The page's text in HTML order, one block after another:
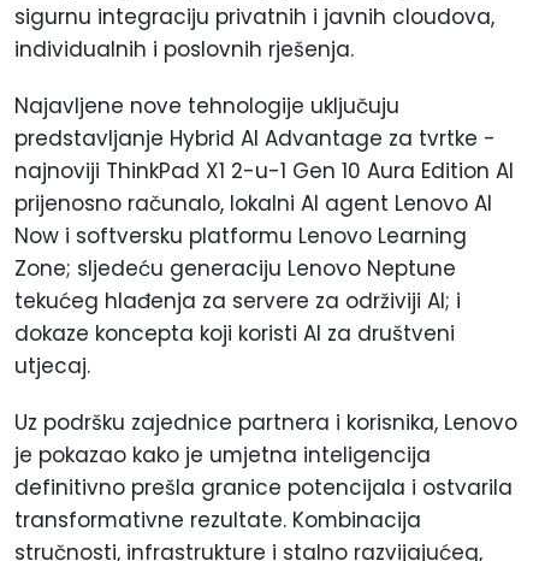
sigurnu integraciju privatnih i javnih cloudova,
individualnih i poslovnih rješenja.
Najavljene nove tehnologije uključuju
predstavljanje Hybrid AI Advantage za tvrtke -
najnoviji ThinkPad X1 2-u-1 Gen 10 Aura Edition AI
prijenosno računalo, lokalni AI agent Lenovo AI
Now i softversku platformu Lenovo Learning
Zone; sljedeću generaciju Lenovo Neptune
tekućeg hlađenja za servere za održiviji AI; i
dokaze koncepta koji koristi AI za društveni
utjecaj.
Uz podršku zajednice partnera i korisnika, Lenovo
je pokazao kako je umjetna inteligencija
definitivno prešla granice potencijala i ostvarila
transformativne rezultate. Kombinacija
stručnosti, infrastrukture i stalno razvijajućeg,